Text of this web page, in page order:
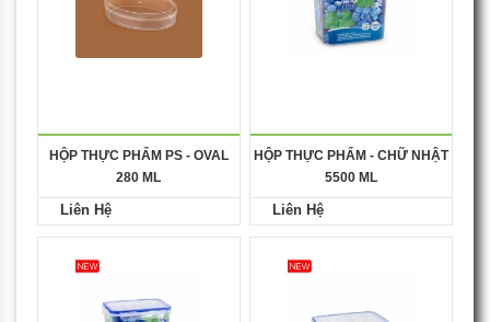
HỘP THỰC PHẨM PS - OVAL
280 ML
Liên Hệ
HỘP THỰC PHẨM - CHỮ NHẬT
5500 ML
Liên Hệ